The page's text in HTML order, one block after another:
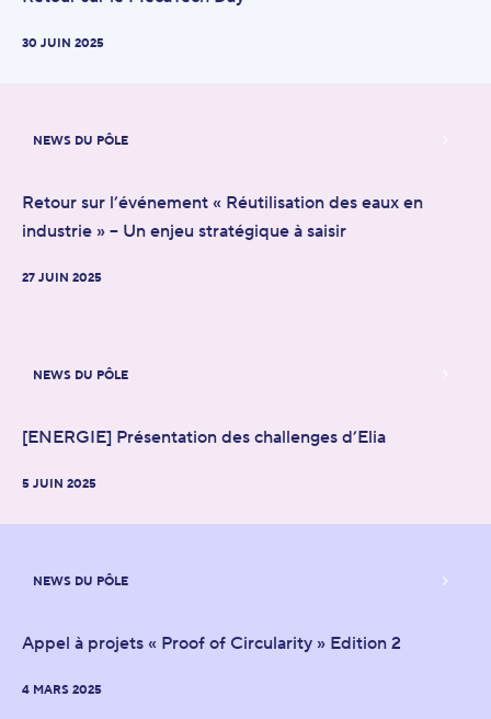
30 JUIN 2025
Retour sur l’événement « Réutilisation des eaux en
industrie » – Un enjeu stratégique à saisir
27 JUIN 2025
NEWS DU PÔLE
[ENERGIE] Présentation des challenges d’Elia
5 JUIN 2025
NEWS DU PÔLE
Appel à projets « Proof of Circularity » Edition 2
4 MARS 2025
NEWS DU PÔLE